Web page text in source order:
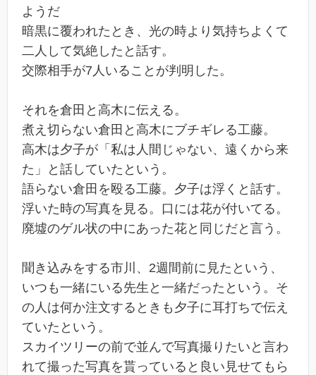
ようだ
暗黒に覆われたとき、光の時より気持ちよくて
二人して気絶したと話す。
交際相手が7人いることが判明した。
それを倉田と高木に伝える。
煮え切らない倉田と高木にブチギレる工藤。
高木は夕子が「私は人間じゃない、遠くから来
た」と話していたという。
語らない倉田を殴る工藤。夕子は浮くと話す。
浮いた時の写真を見る。口には花が付いてる。
廃墟のゲル状の中にあった花と同じだと言う。
聞き込みをする市川、2週間前に見たという、
いつも一緒にいる先生と一緒だったという。そ
の人は何か注文するときも夕子に耳打ちで伝え
ていたという。
スカイツリーの前で並んで写真撮りたいと言わ
れて撮った写真を貰っていると良い見せてもら